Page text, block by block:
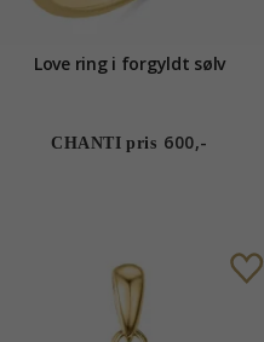
Love ring i forgyldt sølv
CHANTI pris 600,-